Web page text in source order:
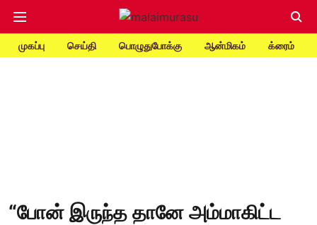
முகப்பு செய்தி பொழுதுபோக்கு ஆன்மிகம் க்ரைம்
“போன் இருந்த தானே அம்மாகிட்ட